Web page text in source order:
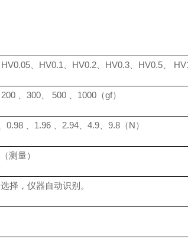
HV0.05、 HV0.1 HV0.2、 HV0.3、 HV0.5、
200 300、 500 1000（gf）
0.98 1.96 2.94、 4.9、 9.8（N）
测量）
择，仪器自动识别。